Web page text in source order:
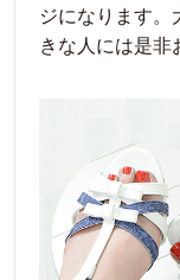
ジになります。
きな人には是非